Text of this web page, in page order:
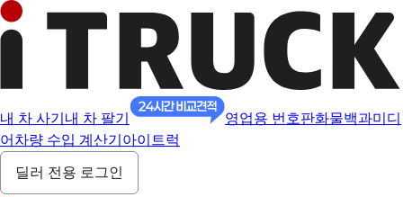
내 차 사기 내 차 팔기 영업용 번호판화물백과미디
어 차량 수입 계산기 아이트럭
딜러 전용 로그인